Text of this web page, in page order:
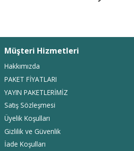
Müşteri Hizmetleri
Hakkımızda
PAKET FİYATLARI
YAYIN PAKETLERİMİZ
Satış Sözleşmesi
Üyelik Koşulları
Gizlilik ve Güvenlik
İade Koşulları